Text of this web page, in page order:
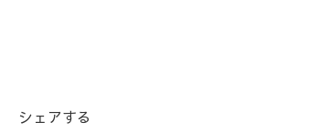
シェアする